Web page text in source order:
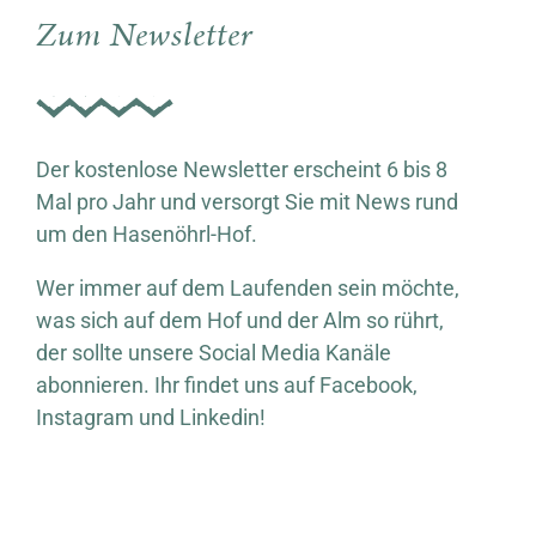
Zum Newsletter
Der kostenlose Newsletter erscheint 6 bis 8
Mal pro Jahr und versorgt Sie mit News rund
um den Hasenöhrl-Hof.
Wer immer auf dem Laufenden sein möchte,
was sich auf dem Hof und der Alm so rührt,
der sollte unsere Social Media Kanäle
abonnieren. Ihr findet uns auf Facebook,
Instagram und Linkedin!